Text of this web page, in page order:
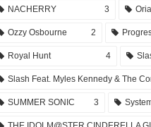
NACHERRY 3
Ozzy Osbourne 2
Royal Hunt 4
Slash Feat. Myles Kennedy & The
SUMMER SONIC 3